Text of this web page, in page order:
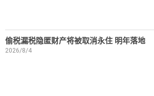
偷税漏税隐匿财产将被取消永住 明年落地
2026/8/4